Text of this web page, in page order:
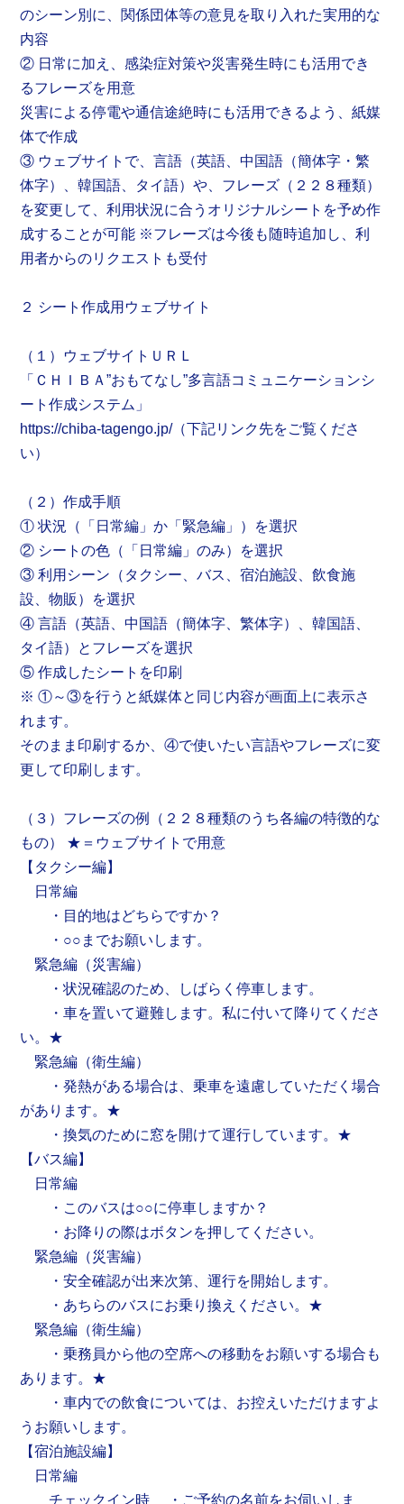
のシーン別に、関係団体等の意見を取り入れた実用的な
内容
② 日常に加え、感染症対策や災害発生時にも活用でき
るフレーズを用意
災害による停電や通信途絶時にも活用できるよう、紙媒
体で作成
③ ウェブサイトで、言語（英語、中国語（簡体字・繁
体字）、韓国語、タイ語）や、フレーズ（２２８種類）
を変更して、利用状況に合うオリジナルシートを予め作
成することが可能 ※フレーズは今後も随時追加し、利
用者からのリクエストも受付
２ シート作成用ウェブサイト
（１）ウェブサイトＵＲＬ
「ＣＨＩＢＡ”おもてなし”多言語コミュニケーションシ
ート作成システム」
https://chiba-tagengo.jp/（下記リンク先をご覧くださ
い）
（２）作成手順
① 状況（「日常編」か「緊急編」）を選択
② シートの色（「日常編」のみ）を選択
③ 利用シーン（タクシー、バス、宿泊施設、飲食施
設、物販）を選択
④ 言語（英語、中国語（簡体字、繁体字）、韓国語、
タイ語）とフレーズを選択
⑤ 作成したシートを印刷
※ ①～③を行うと紙媒体と同じ内容が画面上に表示さ
れます。
そのまま印刷するか、④で使いたい言語やフレーズに変
更して印刷します。
（３）フレーズの例（２２８種類のうち各編の特徴的な
もの） ★＝ウェブサイトで用意
【タクシー編】
日常編
・目的地はどちらですか？
・○○までお願いします。
緊急編（災害編）
・状況確認のため、しばらく停車します。
・車を置いて避難します。私に付いて降りてくださ
い。★
緊急編（衛生編）
・発熱がある場合は、乗車を遠慮していただく場合
があります。★
・換気のために窓を開けて運行しています。★
【バス編】
日常編
・このバスは○○に停車しますか？
・お降りの際はボタンを押してください。
緊急編（災害編）
・安全確認が出来次第、運行を開始します。
・あちらのバスにお乗り換えください。★
緊急編（衛生編）
・乗務員から他の空席への移動をお願いする場合も
あります。★
・車内での飲食については、お控えいただけますよ
うお願いします。
【宿泊施設編】
日常編
チェックイン時 ・ご予約の名前をお伺いしま